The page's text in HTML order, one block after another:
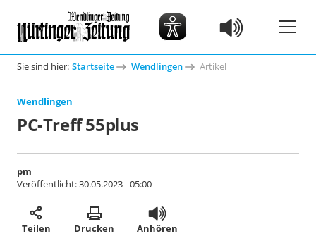
Sie sind hier: Startseite Wendlingen Artikel
Wendlingen
PC-Treff 55plus
pm
Veröffentlicht:30.05.2023 - 05:00
Teilen Drucken Anhören